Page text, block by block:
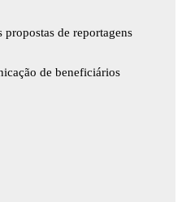
de reportagens
de beneficiários